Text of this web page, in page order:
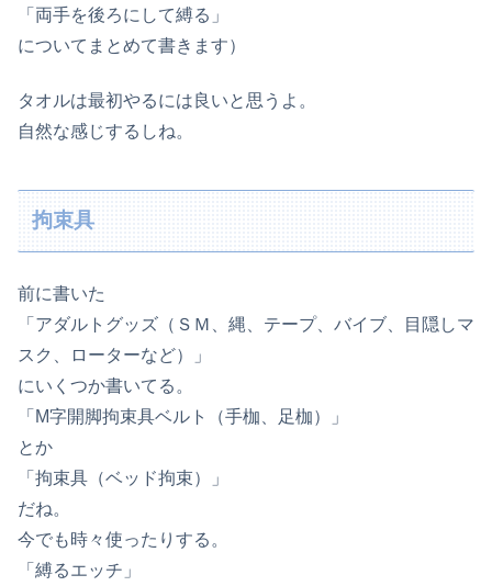
「両手を後ろにして縛る」
についてまとめて書きます）
タオルは最初やるには良いと思うよ。
自然な感じするしね。
拘束具
前に書いた
「アダルトグッズ（ＳＭ、縄、テープ、バイブ、目隠しマ
スク、ローターなど）」
にいくつか書いてる。
「M字開脚拘束具ベルト（手枷、足枷）」
とか
「拘束具（ベッド拘束）」
だね。
今でも時々使ったりする。
「縛るエッチ」